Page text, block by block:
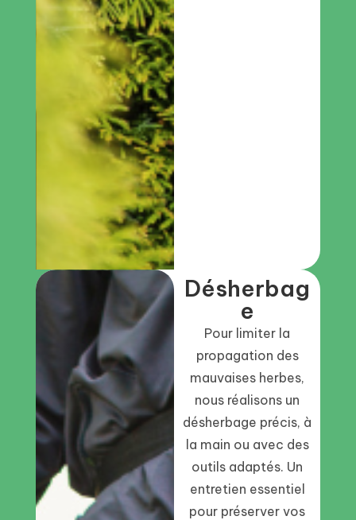
Désherbag
e
Pour limiter la
propagation des
mauvaises herbes,
nous réalisons un
désherbage précis, à
la main ou avec des
outils adaptés. Un
entretien essentiel
pour préserver vos